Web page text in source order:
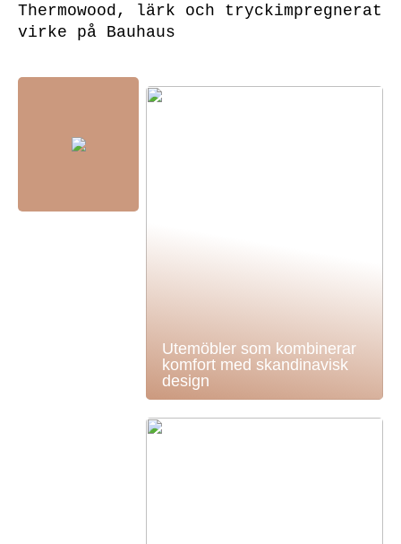
Thermowood, lärk och tryckimpregnerat
virke på Bauhaus
Utemöbler som kombinerar
komfort med skandinavisk
design